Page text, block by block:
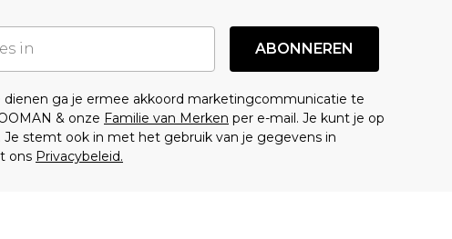
ABONNEREN
ga je ermee akkoord marketingcommunicatie te
& onze Familie van Merken per e-mail. Je kunt je op
stemt ook in met het gebruik van je gegevens in
ons Privacybeleid.